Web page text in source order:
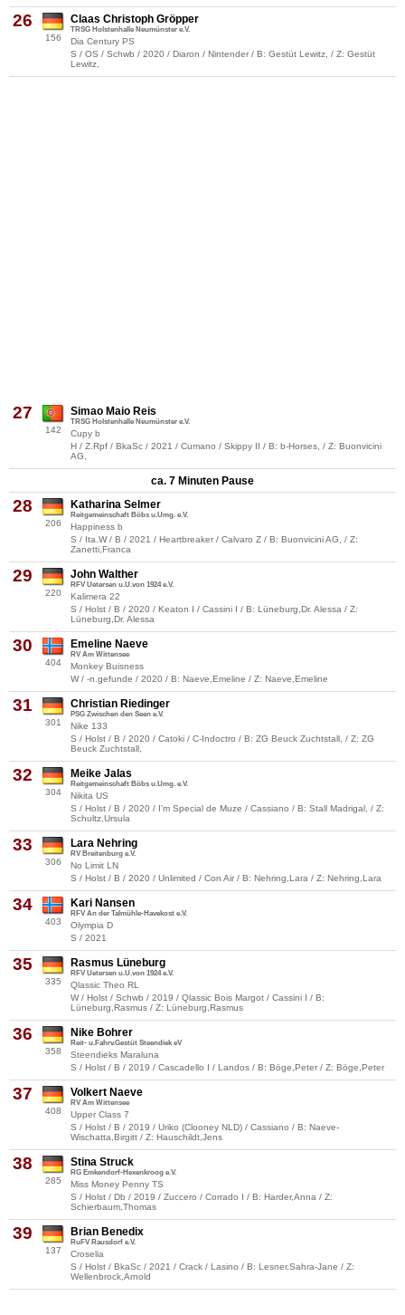
26
156
Claas Christoph Gröpper
TRSG Holstenhalle Neumünster e.V.
Dia Century PS
S / OS / Schwb / 2020 / Diaron / Nintender / B: Gestüt Lewitz, / Z: Gestüt
Lewitz,
27
142
Simao Maio Reis
TRSG Holstenhalle Neumünster e.V.
Cupy b
H / Z.Rpf / BkaSc / 2021 / Cumano / Skippy II / B: b-Horses, / Z: Buonvicini
AG,
ca. 7 Minuten Pause
28
206
Katharina Selmer
Reitgemeinschaft Böbs u.Umg. e.V.
Happiness b
S / Ita.W / B / 2021 / Heartbreaker / Calvaro Z / B: Buonvicini AG, / Z:
Zanetti,Franca
29
220
John Walther
RFV Uetersen u.U.von 1924 e.V.
Kalimera 22
S / Holst / B / 2020 / Keaton I / Cassini I / B: Lüneburg,Dr. Alessa / Z:
Lüneburg,Dr. Alessa
30
404
Emeline Naeve
RV Am Wittensee
Monkey Buisness
W / -n.gefunde / 2020 / B: Naeve,Emeline / Z: Naeve,Emeline
31
301
Christian Riedinger
PSG Zwischen den Seen e.V.
Nike 133
S / Holst / B / 2020 / Catoki / C-Indoctro / B: ZG Beuck Zuchtstall, / Z: ZG
Beuck Zuchtstall,
32
304
Meike Jalas
Reitgemeinschaft Böbs u.Umg. e.V.
Nikita US
S / Holst / B / 2020 / I'm Special de Muze / Cassiano / B: Stall Madrigal, / Z:
Schultz,Ursula
33
306
Lara Nehring
RV Breitenburg e.V.
No Limit LN
S / Holst / B / 2020 / Unlimited / Con Air / B: Nehring,Lara / Z: Nehring,Lara
34
403
Kari Nansen
RFV An der Talmühle-Havekost e.V.
Olympia D
S / 2021
35
335
Rasmus Lüneburg
RFV Uetersen u.U.von 1924 e.V.
Qlassic Theo RL
W / Holst / Schwb / 2019 / Qlassic Bois Margot / Cassini I / B:
Lüneburg,Rasmus / Z: Lüneburg,Rasmus
36
358
Nike Bohrer
Reit- u.Fahrv.Gestüt Steendiek eV
Steendieks Maraluna
S / Holst / B / 2019 / Cascadello I / Landos / B: Böge,Peter / Z: Böge,Peter
37
408
Volkert Naeve
RV Am Wittensee
Upper Class 7
S / Holst / B / 2019 / Uriko (Clooney NLD) / Cassiano / B: Naeve-
Wischatta,Birgitt / Z: Hauschildt,Jens
38
285
Stina Struck
RG Emkendorf-Hexenkroog e.V.
Miss Money Penny TS
S / Holst / Db / 2019 / Zuccero / Corrado I / B: Harder,Anna / Z:
Schierbaum,Thomas
39
137
Brian Benedix
RuFV Rausdorf e.V.
Croselia
S / Holst / BkaSc / 2021 / Crack / Lasino / B: Lesner,Sahra-Jane / Z:
Wellenbrock,Arnold